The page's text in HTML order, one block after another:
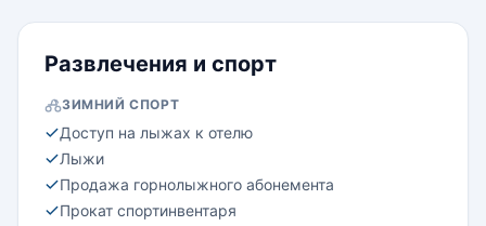
Развлечения и спорт
ЗИМНИЙ СПОРТ
Доступ на лыжах к отелю
Лыжи
Продажа горнолыжного абонемента
Прокат спортинвентаря